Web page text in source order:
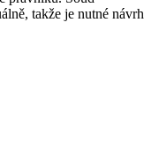
takže je nutné návrh